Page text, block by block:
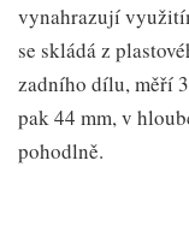
vynahrazují
se skládá z
zadního dílu, měří
pak 44 mm, v
pohodlně.